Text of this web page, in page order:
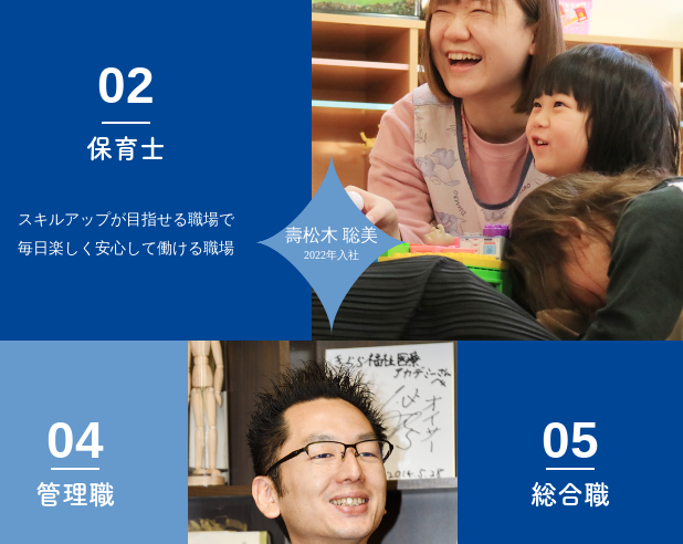
02
保育士
スキルアップが目指せる職場で
毎日楽しく安心して働ける職場
壽松木 聡美
2022年入社
04
管理職
05
総合職